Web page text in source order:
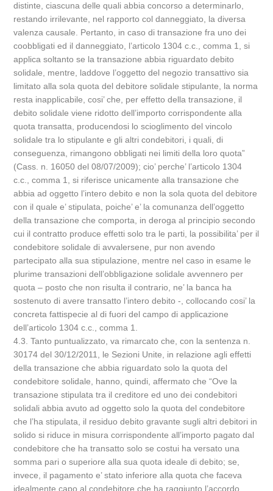
distinte, ciascuna delle quali abbia concorso a determinarlo,
restando irrilevante, nel rapporto col danneggiato, la diversa
valenza causale. Pertanto, in caso di transazione fra uno dei
coobbligati ed il danneggiato, l’articolo 1304 c.c., comma 1, si
applica soltanto se la transazione abbia riguardato debito
solidale, mentre, laddove l’oggetto del negozio transattivo sia
limitato alla sola quota del debitore solidale stipulante, la norma
resta inapplicabile, cosi’ che, per effetto della transazione, il
debito solidale viene ridotto dell’importo corrispondente alla
quota transatta, producendosi lo scioglimento del vincolo
solidale tra lo stipulante e gli altri condebitori, i quali, di
conseguenza, rimangono obbligati nei limiti della loro quota”
(Cass. n. 16050 del 08/07/2009); cio’ perche’ l’articolo 1304
c.c., comma 1, si riferisce unicamente alla transazione che
abbia ad oggetto l’intero debito e non la sola quota del debitore
con il quale e’ stipulata, poiche’ e’ la comunanza dell’oggetto
della transazione che comporta, in deroga al principio secondo
cui il contratto produce effetti solo tra le parti, la possibilita’ per il
condebitore solidale di avvalersene, pur non avendo
partecipato alla sua stipulazione, mentre nel caso in esame le
plurime transazioni dell’obbligazione solidale avvennero per
quota – posto che non risulta il contrario, ne’ la banca ha
sostenuto di avere transatto l’intero debito -, collocando cosi’ la
concreta fattispecie al di fuori del campo di applicazione
dell’articolo 1304 c.c., comma 1.
4.3. Tanto puntualizzato, va rimarcato che, con la sentenza n.
30174 del 30/12/2011, le Sezioni Unite, in relazione agli effetti
della transazione che abbia riguardato solo la quota del
condebitore solidale, hanno, quindi, affermato che “Ove la
transazione stipulata tra il creditore ed uno dei condebitori
solidali abbia avuto ad oggetto solo la quota del condebitore
che l’ha stipulata, il residuo debito gravante sugli altri debitori in
solido si riduce in misura corrispondente all’importo pagato dal
condebitore che ha transatto solo se costui ha versato una
somma pari o superiore alla sua quota ideale di debito; se,
invece, il pagamento e’ stato inferiore alla quota che faceva
idealmente capo al condebitore che ha raggiunto l’accordo